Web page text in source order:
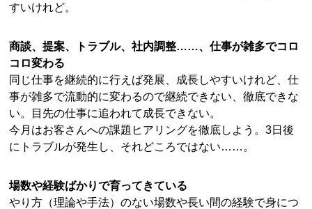
すいけれど。
商談、提案、トラブル、社内調整……、仕事が雑多でコロ
コロ変わる
同じ仕事を継続的に行えば発展、成長しやすいけれど、仕
事が雑多で流動的に変わるので継続できない、徹底できな
い。目先の仕事に追われて成長できない。
今月はお客さんへの課題ヒアリングを徹底しよう。3日後
にトラブルが発生し、それどころではない……。
場数や経験ばかりで育ってきている
やり方（理論や手法）のない場数や長い間の経験で身につ